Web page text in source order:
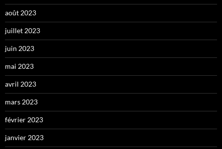
août 2023
juillet 2023
juin 2023
mai 2023
avril 2023
mars 2023
février 2023
janvier 2023